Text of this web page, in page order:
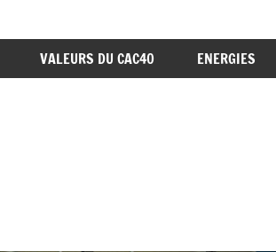
VALEURS DU CAC40 ENERGIES